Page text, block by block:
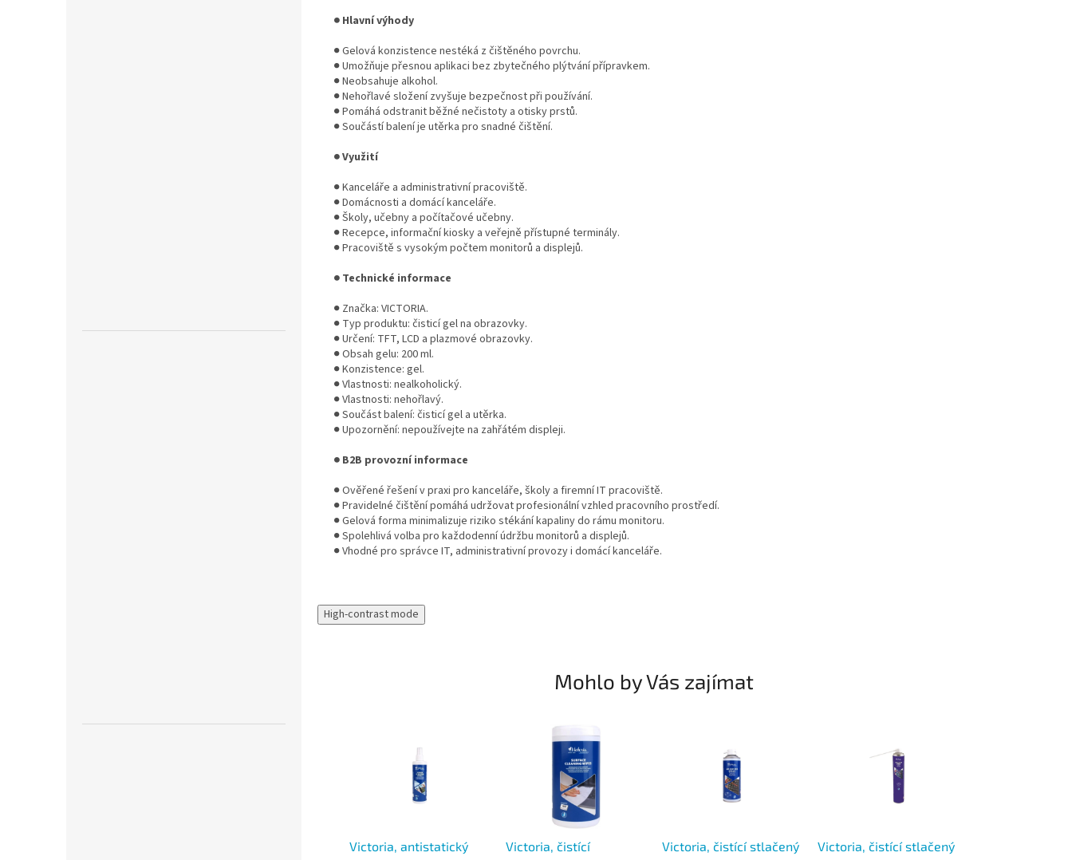
● Hlavní výhody
● Gelová konzistence nestéká z čištěného povrchu.
● Umožňuje přesnou aplikaci bez zbytečného plýtvání přípravkem.
● Neobsahuje alkohol.
● Nehořlavé složení zvyšuje bezpečnost při používání.
● Pomáhá odstranit běžné nečistoty a otisky prstů.
● Součástí balení je utěrka pro snadné čištění.
● Využití
● Kanceláře a administrativní pracoviště.
● Domácnosti a domácí kanceláře.
● Školy, učebny a počítačové učebny.
● Recepce, informační kiosky a veřejně přístupné terminály.
● Pracoviště s vysokým počtem monitorů a displejů.
● Technické informace
● Značka: VICTORIA.
● Typ produktu: čisticí gel na obrazovky.
● Určení: TFT, LCD a plazmové obrazovky.
● Obsah gelu: 200 ml.
● Konzistence: gel.
● Vlastnosti: nealkoholický.
● Vlastnosti: nehořlavý.
● Součást balení: čisticí gel a utěrka.
● Upozornění: nepoužívejte na zahřátém displeji.
● B2B provozní informace
● Ověřené řešení v praxi pro kanceláře, školy a firemní IT pracoviště.
● Pravidelné čištění pomáhá udržovat profesionální vzhled pracovního prostředí.
● Gelová forma minimalizuje riziko stékání kapaliny do rámu monitoru.
● Spolehlivá volba pro každodenní údržbu monitorů a displejů.
● Vhodné pro správce IT, administrativní provozy i domácí kanceláře.
High-contrast mode
Mohlo by Vás zajímat
Victoria, antistatický
Victoria, čistící
Victoria, čistící stlačený
Victoria, čistící stlačený